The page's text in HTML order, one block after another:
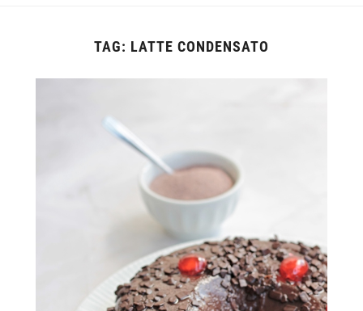
TAG: LATTE CONDENSATO